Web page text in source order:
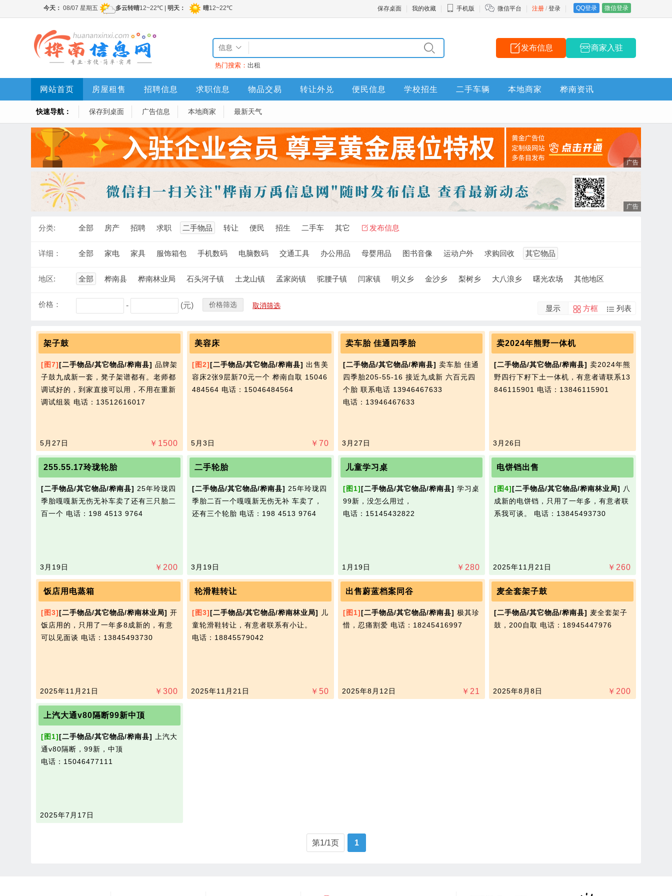
注册 / 登录 QQ登录 微信登录
保存桌面 我的收藏 手机版 微信平台
信息
热门搜索： 出租
发布信息 商家入驻
网站首页 房屋租售 招聘信息 求职信息 物品交易 转让外兑 便民信息 学校招生 二手车辆 本地商家 桦南资讯
快速导航： 保存到桌面 广告信息 本地商家 最新天气
分类: 全部 房产 招聘 求职 二手物品 转让 便民 招生 二手车 其它 发布信息
详细： 全部 家电 家具 服饰箱包 手机数码 电脑数码 交通工具 办公用品 母婴用品 图书音像 运动户外 求购回收 其它物品
地区: 全部 桦南县 桦南林业局 石头河子镇 土龙山镇 孟家岗镇 驼腰子镇 闫家镇 明义乡 金沙乡 梨树乡 大八浪乡 曙光农场 其他地区
价格： - (元) 价格筛选 取消筛选 显示 方框 列表
架子鼓
[图7][二手物品/其它物品/桦南县] 品牌架
子鼓九成新一套，凳子架谱都有。老师都
调试好的，到家直接可以用，不用在重新
调试组装 电话：13512616017
￥ 1500
5月27日
美容床
[图2][二手物品/其它物品/桦南县] 出售美
容床2张9层新70元一个 桦南自取 15046
484564 电话：15046484564
￥ 70
5月3日
卖车胎 佳通四季胎
[二手物品/其它物品/桦南县] 卖车胎 佳通
四季胎205-55-16 接近九成新 六百元四
个胎 联系电话 13946467633
电话：13946467633
3月27日
卖2024年熊野一体机
[二手物品/其它物品/桦南县] 卖2024年熊
野四行下籽下土一体机，有意者请联系13
846115901 电话：13846115901
3月26日
255.55.17玲珑轮胎
[二手物品/其它物品/桦南县] 25年玲珑四
季胎嘎嘎新无伤无补车卖了还有三只胎二
百一个 电话：198 4513 9764
￥ 200
3月19日
二手轮胎
[二手物品/其它物品/桦南县] 25年玲珑四
季胎二百一个嘎嘎新无伤无补 车卖了，
还有三个轮胎 电话：198 4513 9764
3月19日
儿童学习桌
[图1][二手物品/其它物品/桦南县] 学习桌
99新，没怎么用过，
电话：15145432822
￥ 280
1月19日
电饼铛出售
[图4][二手物品/其它物品/桦南林业局] 八
成新的电饼铛，只用了一年多，有意者联
系我可谈。 电话：13845493730
￥ 260
2025年11月21日
饭店用电蒸箱
[图3][二手物品/其它物品/桦南林业局] 开
饭店用的，只用了一年多8成新的，有意
可以见面谈 电话：13845493730
￥ 300
2025年11月21日
轮滑鞋转让
[图3][二手物品/其它物品/桦南林业局]
儿
童轮滑鞋转让，有意者联系有小让。
电话：18845579042
￥ 50
2025年11月21日
出售蔚蓝档案同谷
[图1][二手物品/其它物品/桦南县] 极其珍
惜，忍痛割爱 电话：18245416997
￥ 21
2025年8月12日
麦全套架子鼓
[二手物品/其它物品/桦南县] 麦全套架子
鼓，200自取 电话：18945447976
￥ 200
2025年8月8日
上汽大通v80隔断99新中顶
[图1][二手物品/其它物品/桦南县]
上汽大
通v80隔断，99新，中顶
电话：15046477111
2025年7月17日
第1/1页 1